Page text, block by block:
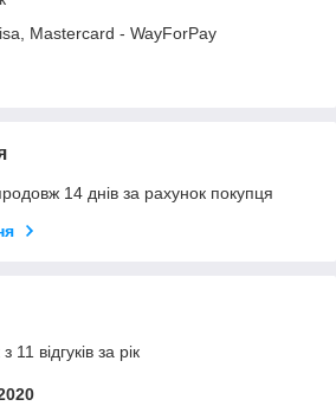
Mastercard - WayForPay
14 днів за рахунок покупця
відгуків за рік